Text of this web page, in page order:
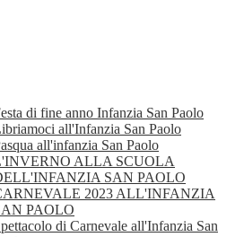
di fine anno Infanzia San Paolo
all'Infanzia San Paolo
all'infanzia San Paolo
ALLA SCUOLA
SAN PAOLO
2023 ALL'INFANZIA
PAOLO
di Carnevale all'Infanzia San